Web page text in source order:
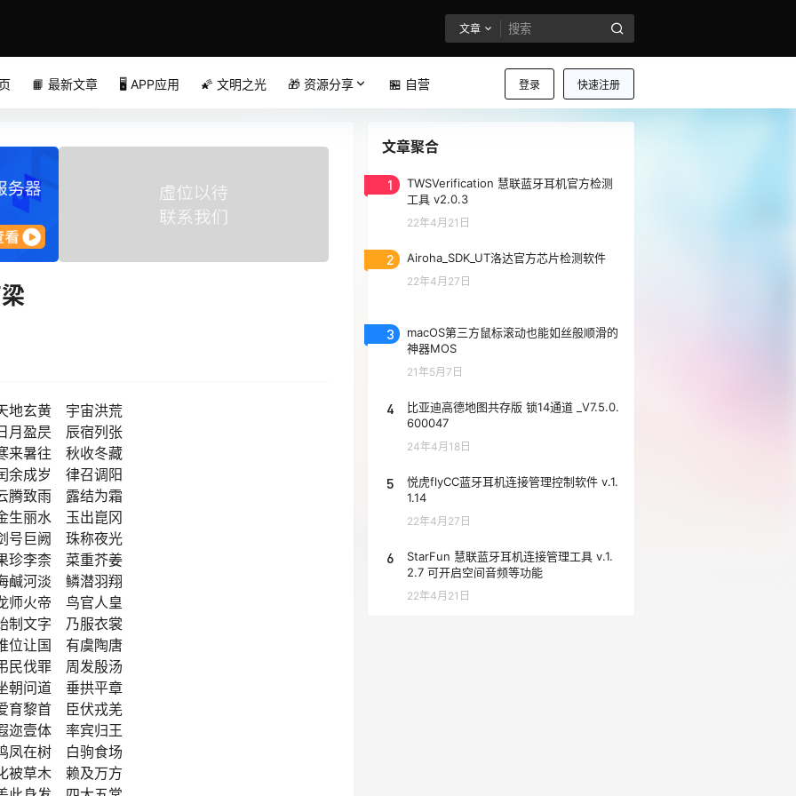
文章
登录 快速注册
📙 最新文章 🖥️ APP应用 🌠 文明之光 🎁 资源分享 🏪 自营
地玄黄 宇宙洪荒
月盈昃 辰宿列张
来暑往 秋收冬藏
余成岁 律召调阳
腾致雨 露结为霜
生丽水 玉出崑冈
号巨阙 珠称夜光
珍李柰 菜重芥姜
鹹河淡 鳞潜羽翔
师火帝 鸟官人皇
制文字 乃服衣裳
位让国 有虞陶唐
民伐罪 周发殷汤
朝问道 垂拱平章
育黎首 臣伏戎羌
迩壹体 率宾归王
凤在树 白驹食场
被草木 赖及万方
文章聚合
1
TWSVerification 慧联蓝牙耳机官方检测
工具 v2.0.3
22年4月21日
2 Airoha_SDK_UT洛达官方芯片检测软件
22年4月27日
3
macOS第三方鼠标滚动也能如丝般顺滑的
神器MOS
21年5月7日
4
比亚迪高德地图共存版 锁14通道 _V7.5.0.
600047
24年4月18日
5
悦虎flyCC蓝牙耳机连接管理控制软件 v.1.
1.14
22年4月27日
6
StarFun 慧联蓝牙耳机连接管理工具 v.1.
2.7 可开启空间音频等功能
22年4月21日